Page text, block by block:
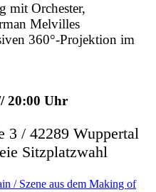
mit Orchester,
Melvilles
360°-Projektion im
20:00 Uhr
3 / 42289 Wuppertal
Sitzplatzwahl